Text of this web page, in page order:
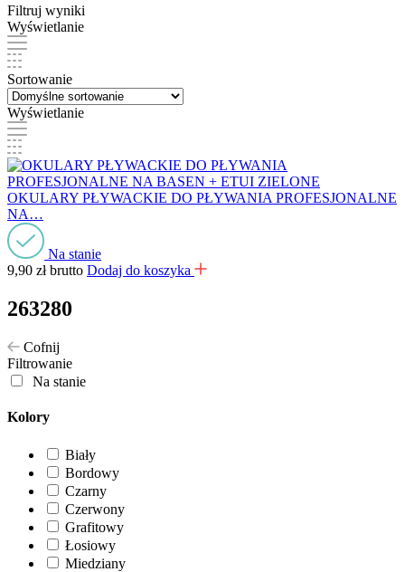
Filtruj wyniki
Wyświetlanie
Sortowanie
Wyświetlanie
OKULARY PŁYWACKIE DO PŁYWANIA PROFESJONALNE
NA…
Na stanie
9,90 zł brutto Dodaj do koszyka
263280
Cofnij
Filtrowanie
Na stanie
Kolory
Biały
Bordowy
Czarny
Czerwony
Grafitowy
Łosiowy
Miedziany